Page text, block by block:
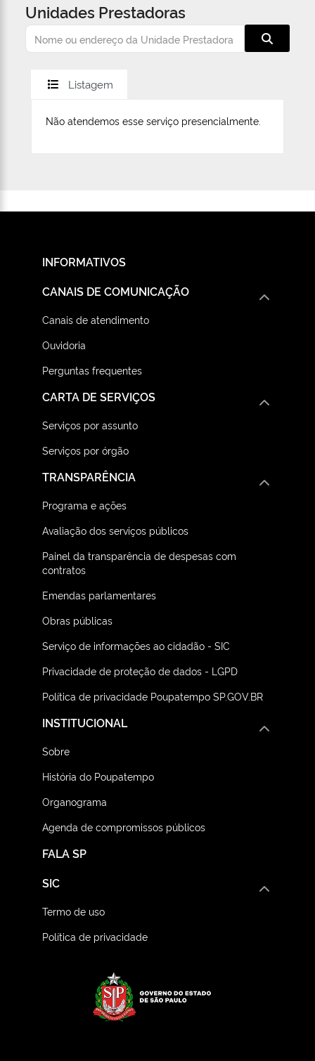
Unidades Prestadoras
Listagem
Não atendemos esse serviço presencialmente.
INFORMATIVOS
CANAIS DE COMUNICAÇÃO
Canais de atendimento
Ouvidoria
Perguntas frequentes
CARTA DE SERVIÇOS
Serviços por assunto
Serviços por órgão
TRANSPARÊNCIA
Programa e ações
Avaliação dos serviços públicos
Painel da transparência de despesas com
contratos
Emendas parlamentares
Obras públicas
Serviço de informações ao cidadão - SIC
Privacidade de proteção de dados - LGPD
Política de privacidade Poupatempo SP.GOV.BR
FALA SP
INSTITUCIONAL
Sobre
História do Poupatempo
Organograma
Agenda de compromissos públicos
SIC
Termo de uso
Política de privacidade